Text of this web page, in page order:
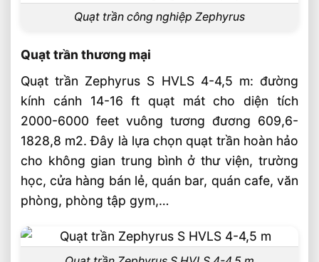
Quạt trần công nghiệp Zephyrus
Quạt trần thương mại
Quạt trần Zephyrus S HVLS 4-4,5 m: đường
kính cánh 14-16 ft quạt mát cho diện tích
2000-6000 feet vuông tương đương 609,6-
1828,8 m2. Đây là lựa chọn quạt trần hoàn hảo
cho không gian trung bình ở thư viện, trường
học, cửa hàng bán lẻ, quán bar, quán cafe, văn
phòng, phòng tập gym,…